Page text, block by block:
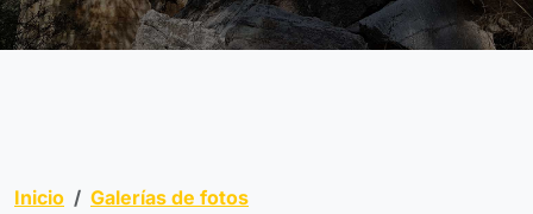
Inicio
Galerías de fotos